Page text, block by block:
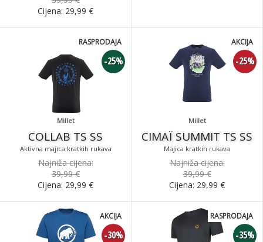
Cijena: 29,99 €
Millet
COLLAB TS SS
Aktivna majica kratkih rukava
-25%
RASPRODAJA
Najniža cijena:
39,99 €
Cijena: 29,99 €
Millet
CIMAÏ SUMMIT TS SS
Majica kratkih rukava
-25%
AKCIJA
Najniža cijena:
39,99 €
Cijena: 29,99 €
-30%
AKCIJA
-35%
RASPRODAJA